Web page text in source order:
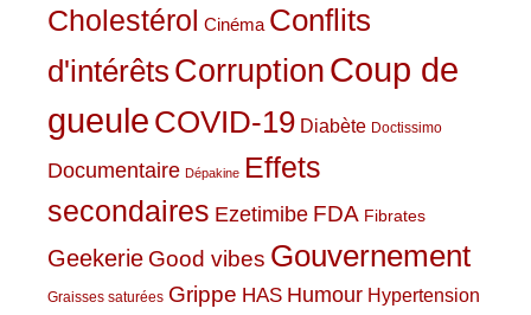
Cholestérol Cinéma Conflits
d'intérêts CorruptionCoup de
gueule COVID-19 Diabète Doctissimo
Documentaire Dépakine Effets
secondaires Ezetimibe FDA Fibrates
Geekerie Good vibes Gouvernement
Graisses saturées Grippe HAS Humour Hypertension